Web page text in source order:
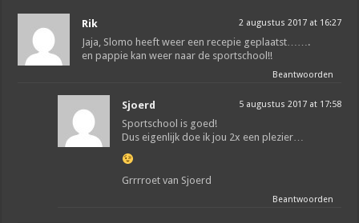
Rik 2 augustus 2017 at 16:27
Jaja, Slomo heeft weer een recepie geplaatst…….
en pappie kan weer naar de sportschool!!
Beantwoorden
Sjoerd 5 augustus 2017 at 17:58
Sportschool is goed!
Dus eigenlijk doe ik jou 2x een plezier…
Grrrroet van Sjoerd
Beantwoorden